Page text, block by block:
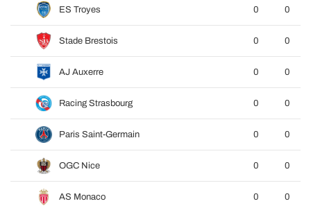
ES Troyes 0 0
Stade Brestois 0 0
AJ Auxerre 0 0
Racing Strasbourg 0 0
Paris Saint-Germain 0 0
OGC Nice 0 0
AS Monaco 0 0